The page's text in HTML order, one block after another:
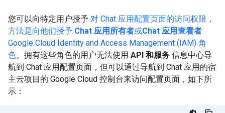
您可以向特定用户授予 对 Chat 应用配置页面的访问权限，
方法是向他们授予 Chat 应用所有者或Chat 应用查看者
Google Cloud Identity and Access Management (IAM) 角
色。拥有这些角色的用户无法使用 API 和服务 信息中心导
航到 Chat 应用配置页面，但可以通过导航到 Chat 应用的宿
主云项目的 Google Cloud 控制台来访问配置页面，如下所
示：